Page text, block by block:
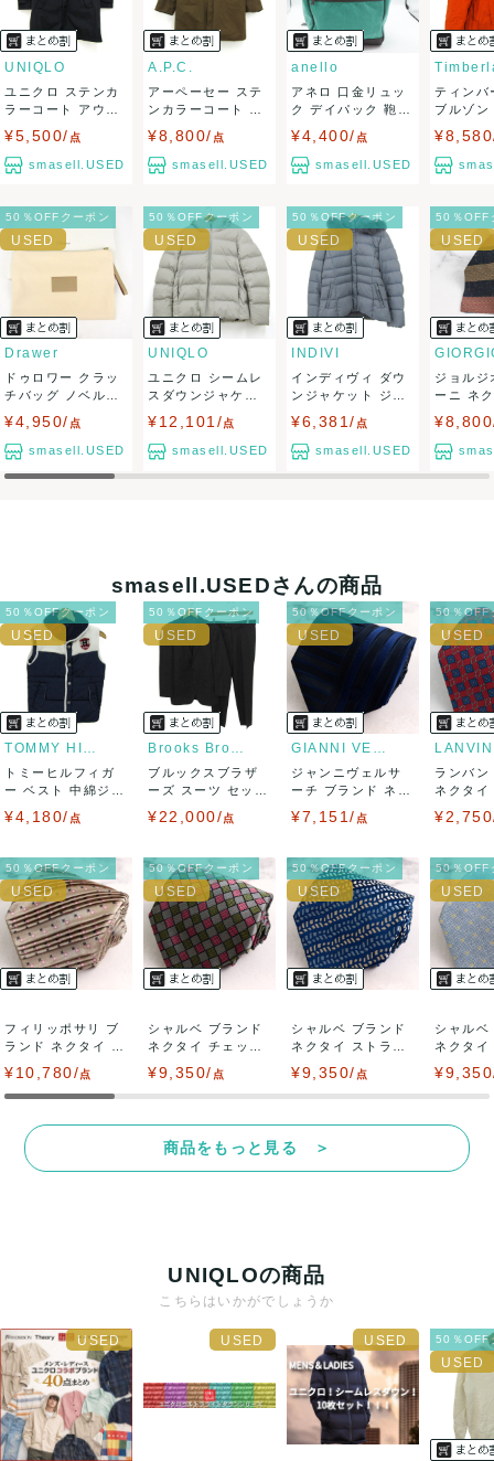
USED品に関しましては、見る方によって状態の価値観が異な
りますので、トラブルを避けるため、神経質な方や完璧な商
品を求められる方は御購入をお控えください。
また商品には細心の注意をはらっておりますが、何かござい
い致します。対応できることがあれば、誠意をもって対応致
また並行輸入品もございますので、真贋方法などお答えでき
ない場合もございます。
万が一、購入後に偽造品等が発覚しましたら、返品・返金に
て対応致しますので、ご連絡お願い致します。
出荷
送料：¥1,650 (見込み)
送料表を確認する
出荷目安：5営業日以内
出荷予定日：なるべく最短で発送致します。
兵庫県から出荷
UNIQLO
ユニクロ ステンカ
ラーコート アウタ
¥5,500/ 点
smasell.USED
A.P.C.
アーペーセー ステ
ンカラーコート ウ
¥8,800/ 点
smasell.USED
anello
アネロ 口金リュッ
ク デイパック 鞄
¥4,400/ 点
smasell.USED
ティンバ
ブルゾン
50％OFFクーポン
Drawer
ドゥロワー クラッ
チバッグ ノベルテ
ィ ポーチ 鞄...
¥4,950/ 点
smasell.USED
50％OFFクーポン
UNIQLO
ユニクロ シームレ
スダウンジャケッ
ト ジャンパー ...
¥12,101/点
smasell.USED
50％OFFクーポン
INDIVI
インディヴィ ダウ
ンジャケット ジャ
ンパー 大きい...
¥6,381/ 点
smasell.USED
50％OFF
ジョルジ
ーニ ネ
ンド ス
smasell.USEDさんの商品
50％OFFクーポン
TOMMY HILFIGER
トミーヒルフィガ
ー ベスト 中綿ジャ
¥4,180/ 点
50％OFFクーポン
Brooks Brothers
ブルックスブラザ
ーズ スーツ セット
¥22,000/点
50％OFFクーポン
GIANNI VERSACE
ジャンニヴェルサ
ーチ ブランド ネク
¥7,151/ 点
50％OFF
LANVIN
ランバン
ネクタイ
50％OFFクーポン
フィリッポサリ ブ
ランド ネクタイ 小
¥10,780/点
50％OFFクーポン
シャルベ ブランド
ネクタイ チェック
¥9,350/ 点
50％OFFクーポン
シャルベ ブランド
ネクタイ ストライ
¥9,350/ 点
50％OFF
シャルベ
ネクタイ
商品をもっと見る ＞
UNIQLOの商品
こちらはいかがでしょうか
50％OFF